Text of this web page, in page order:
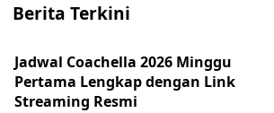
Berita Terkini
Jadwal Coachella 2026 Minggu
Pertama Lengkap dengan Link
Streaming Resmi